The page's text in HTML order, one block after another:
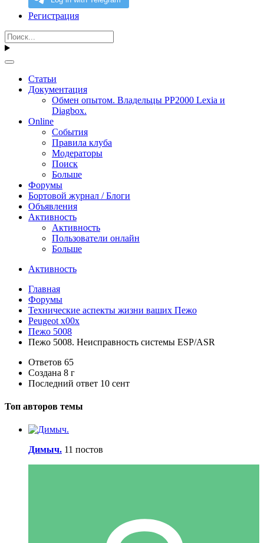
Регистрация
Статьи
Документация
Обмен опытом. Владельцы PP2000 Lexia и
Diagbox.
Online
События
Правила клуба
Модераторы
Поиск
Больше
Форумы
Бортовой журнал / Блоги
Объявления
Активность
Активность
Пользователи онлайн
Больше
Активность
Главная
Форумы
Технические аспекты жизни ваших Пежо
Peugeot x00x
Пежо 5008
Пежо 5008. Неисправность системы ESP/ASR
Ответов 65
Создана 8 г
Последний ответ 10 сент
Топ авторов темы
Димыч. 11 постов